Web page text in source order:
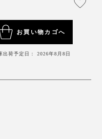
に胃の中に何か入って
ん」
が隠れているのかもしれ
んに相談してください
ダフルブラシ』が１本あ
筋肉が少なくなってし
・子猫の場合は、獣医
今度はしろのテンション
かり、急に走りまわりだ
イテンション、振り幅
ました。血行が良くな
てよ～」と思いました
。
お買い物カゴへ
出荷予定日： 2026年8月8日